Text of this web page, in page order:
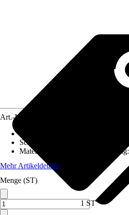
Art.-Nr.
Schirmform
Material Sonnenschirmbespannung:
Mehr Artikeldetails
Menge (ST)
1 ST